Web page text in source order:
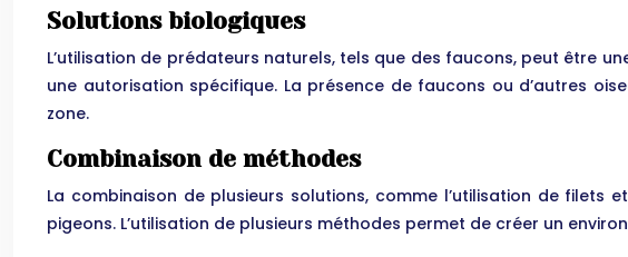
Solutions biologiques
L’utilisation de prédateurs naturels, tels que des faucons, peut être
une autorisation spécifique. La présence de faucons ou d’autres
zone.
Combinaison de méthodes
La combinaison de plusieurs solutions, comme l’utilisation de
pigeons. L’utilisation de plusieurs méthodes permet de créer un